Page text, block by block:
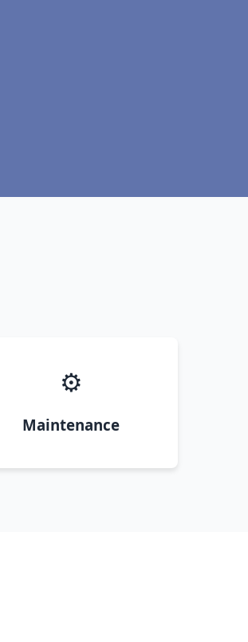
⚙️
Maintenance